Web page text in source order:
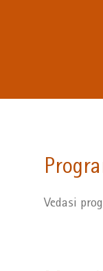
Vedasi